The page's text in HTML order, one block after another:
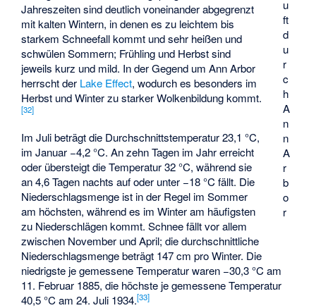
u
ft
d
u
r
c
h
A
n
n
A
r
b
o
r
Jahreszeiten sind deutlich voneinander abgegrenzt
mit kalten Wintern, in denen es zu leichtem bis
starkem Schneefall kommt und sehr heißen und
schwülen Sommern; Frühling und Herbst sind
jeweils kurz und mild. In der Gegend um Ann Arbor
herrscht der Lake Effect, wodurch es besonders im
Herbst und Winter zu starker Wolkenbildung kommt.
[32]
Im Juli beträgt die Durchschnittstemperatur 23,1 °C,
im Januar −4,2 °C. An zehn Tagen im Jahr erreicht
oder übersteigt die Temperatur 32 °C, während sie
an 4,6 Tagen nachts auf oder unter −18 °C fällt. Die
Niederschlagsmenge ist in der Regel im Sommer
am höchsten, während es im Winter am häufigsten
zu Niederschlägen kommt. Schnee fällt vor allem
zwischen November und April; die durchschnittliche
Niederschlagsmenge beträgt 147 cm pro Winter. Die
niedrigste je gemessene Temperatur waren −30,3 °C am
11. Februar 1885, die höchste je gemessene Temperatur
40,5 °C am 24. Juli 1934.[33]